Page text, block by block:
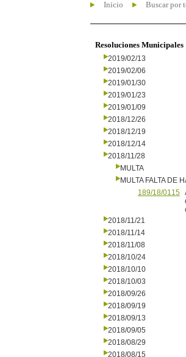
Inicio Buscar por
Resoluciones Municipales
2019/02/13
2019/02/06
2019/01/30
2019/01/23
2019/01/09
2018/12/26
2018/12/19
2018/12/14
2018/11/28
MULTA
MULTA FALTA DE
189/18/0115
2018/11/21
2018/11/14
2018/11/08
2018/10/24
2018/10/10
2018/10/03
2018/09/26
2018/09/19
2018/09/13
2018/09/05
2018/08/29
2018/08/15